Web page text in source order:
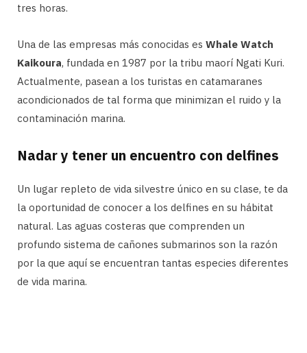
tres horas.
Una de las empresas más conocidas es Whale Watch
Kaikoura, fundada en 1987 por la tribu maorí Ngati Kuri.
Actualmente, pasean a los turistas en catamaranes
acondicionados de tal forma que minimizan el ruido y la
contaminación marina.
Nadar y tener un encuentro con delfines
Un lugar repleto de vida silvestre único en su clase, te da
la oportunidad de conocer a los delfines en su hábitat
natural. Las aguas costeras que comprenden un
profundo sistema de cañones submarinos son la razón
por la que aquí se encuentran tantas especies diferentes
de vida marina.